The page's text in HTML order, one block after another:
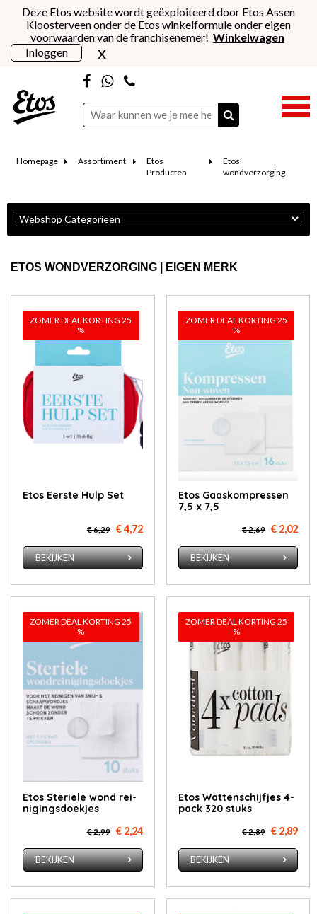
Deze Etos website wordt geëxploiteerd door Etos Assen
Kloosterveen onder de Etos winkelformule onder eigen
voorwaarden van de franchisenemer! Winkelwagen
Inloggen
x
Homepage Assortiment
Etos
Producten
Etos
wondverzorging
ETOS WONDVERZORGING | EIGEN MERK
ZOMER DEAL KORTING 25
%
Etos Eerste Hulp Set
€ 6,29 € 4,72
BEKIJKEN
ZOMER DEAL KORTING 25
%
Etos Gaaskompressen
7,5 x 7,5
€ 2,69 € 2,02
BEKIJKEN
ZOMER DEAL KORTING 25
%
Etos Ste­rie­le wond rei­
ni­gings­doek­jes
€ 2,99 € 2,24
BEKIJKEN
ZOMER DEAL KORTING 25
%
Etos Wat­ten­schijf­jes 4-
pack 320 stuks
€ 2,89 € 2,89
BEKIJKEN